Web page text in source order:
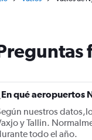
qué aeropuertos
nuestros
y Tallin.
todo el año.